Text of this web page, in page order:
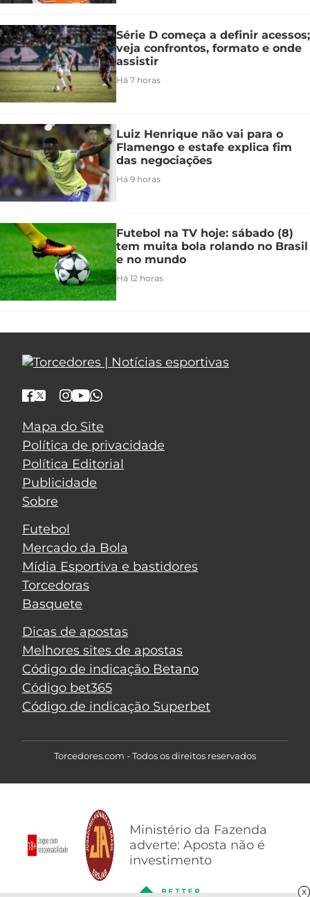
X
Série D começa a definir acessos;
veja confrontos, formato e onde
assistir
Há 7 horas
Luiz Henrique não vai para o
Flamengo e estafe explica fim
das negociações
Há 9 horas
Futebol na TV hoje: sábado (8)
tem muita bola rolando no Brasil
e no mundo
Há 12 horas
Mapa do Site
Política de privacidade
Política Editorial
Publicidade
Sobre
Futebol
Mercado da Bola
Mídia Esportiva e bastidores
Torcedoras
Basquete
Dicas de apostas
Melhores sites de apostas
Código de indicação Betano
Código bet365
Código de indicação Superbet
Torcedores.com - Todos os direitos reservados
Ministério da Fazenda
adverte: Aposta não é
investimento